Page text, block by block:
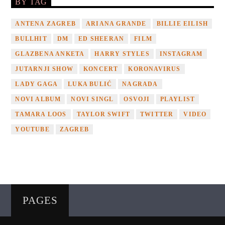
BY TAG
ANTENA ZAGREB ARIANA GRANDE BILLIE EILISH
BULLHIT DM ED SHEERAN FILM
GLAZBENA ANKETA HARRY STYLES INSTAGRAM
JUTARNJI SHOW KONCERT KORONAVIRUS
LADY GAGA LUKA BULIĆ NAGRADA
NOVI ALBUM NOVI SINGL OSVOJI PLAYLIST
TAMARA LOOS TAYLOR SWIFT TWITTER VIDEO
YOUTUBE ZAGREB
PAGES